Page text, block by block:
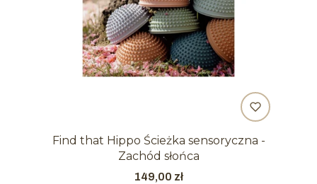
Find that Hippo Ścieżka sensoryczna -
Zachód słońca
Cena
149,00 zł